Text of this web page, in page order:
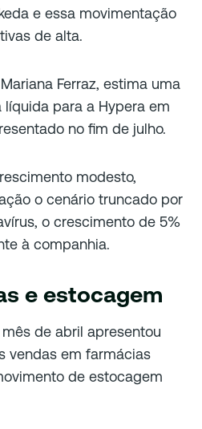
e essa movimentação
de alta.
Ferraz, estima uma
para a Hypera em
no fim de julho.
modesto,
o cenário truncado por
o crescimento de 5%
à companhia.
e estocagem
de abril apresentou
vendas em farmácias
de estocagem